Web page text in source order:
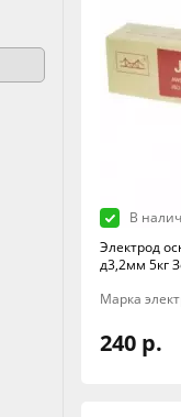
В
Электрод
д3,2мм 5кг
Марка
240 р.